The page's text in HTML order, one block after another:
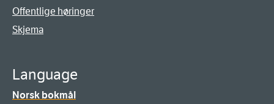
Offentlige høringer
Skjema
Language
Norsk bokmål